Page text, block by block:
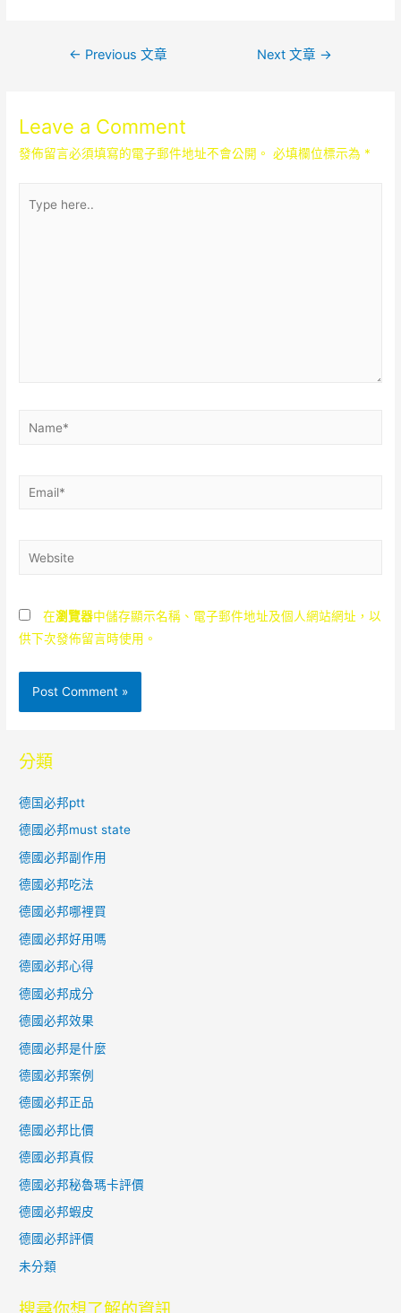
覽
← Previous 文章 Next 文章 →
Leave a Comment
發佈留言必須填寫的電子郵件地址不會公開。 必填欄位標示為 *
here..
Name*
Email*
Website
在瀏覽器中儲存顯示名稱、電子郵件地址及個人網站網址，以
供下次發佈留言時使用。
分類
德国必邦ptt
德國必邦must state
德國必邦副作用
德國必邦吃法
德國必邦哪裡買
德國必邦好用嗎
德國必邦心得
德國必邦成分
德國必邦效果
德國必邦是什麼
德國必邦案例
德國必邦正品
德國必邦比價
德國必邦真假
德國必邦秘魯瑪卡評價
德國必邦蝦皮
德國必邦評價
未分類